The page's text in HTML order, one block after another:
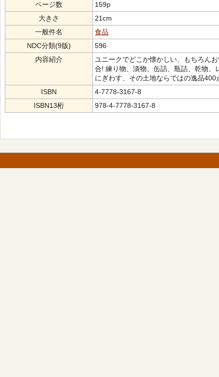
ページ数
159p
大きさ
21cm
一般件名
食品
NDC分類(9版)
596
内容紹介
ユニークでどこか懐かしい、もちろん
合! 練り物、漬物、缶詰、瓶詰、乾物
にぎわす、その土地ならではの逸品400
ISBN
4-7778-3167-8
ISBN13桁
978-4-7778-3167-8